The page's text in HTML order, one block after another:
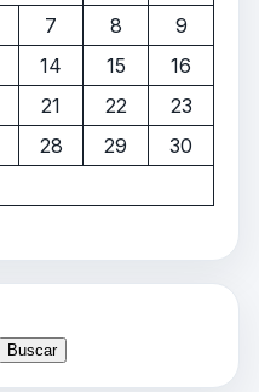
7 8
9
14 15
16
21 22
23
28 29
30
Buscar